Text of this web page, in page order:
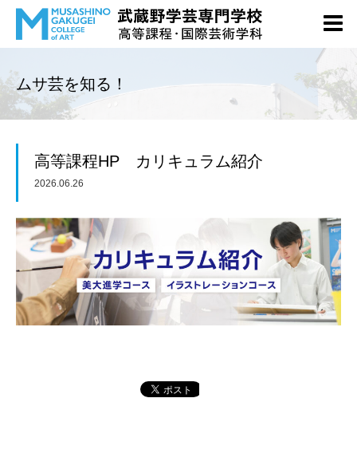
ムサ芸を知る！
高等課程HP カリキュラム紹介
2026.06.26